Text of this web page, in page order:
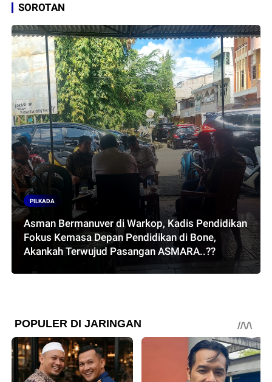
SOROTAN
PILKADA
Asman Bermanuver di Warkop, Kadis Pendidikan
Fokus Kemasa Depan Pendidikan di Bone,
Akankah Terwujud Pasangan ASMARA..??